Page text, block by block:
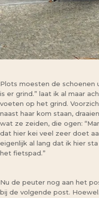
Plots moesten de schoenen
is er grind.” laat ik al maar
voeten op het grind.
naast haar kom staan,
wat ze zeiden, die ogen:
dat hier kei veel zeer doet
eigenlijk al lang dat ik hier
het fietspad.”
Nu de peuter nog aan het
bij de volgende post.